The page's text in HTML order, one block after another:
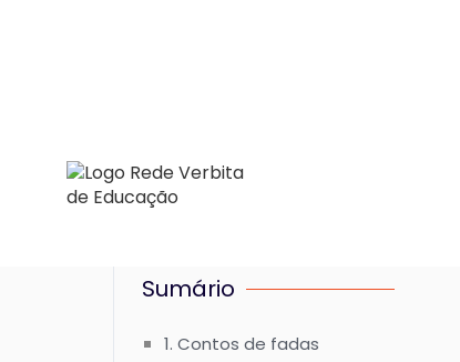
Sumário
1. Contos de fadas